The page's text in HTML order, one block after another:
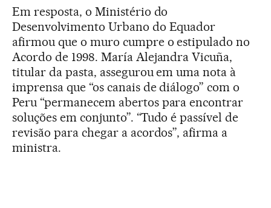
Em resposta, o Ministério do
Desenvolvimento Urbano do Equador
afirmou que o muro cumpre o estipulado no
Acordo de 1998. María Alejandra Vicuña,
titular da pasta, assegurou em uma nota à
imprensa que “os canais de diálogo” com o
Peru “permanecem abertos para encontrar
soluções em conjunto”. “Tudo é passível de
revisão para chegar a acordos”, afirma a
ministra.